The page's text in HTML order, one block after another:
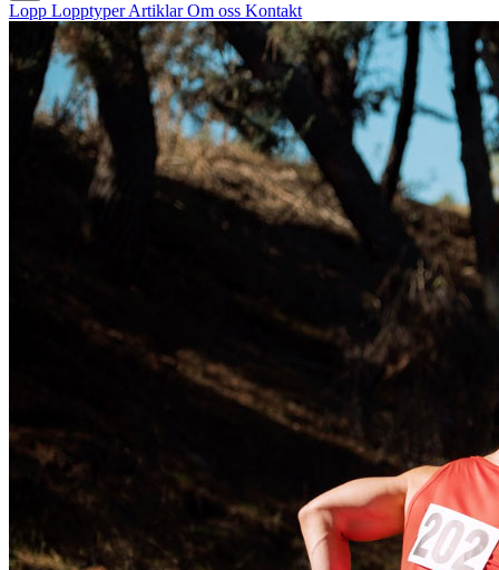
Lopp LopptyperArtiklarOm oss Kontakt